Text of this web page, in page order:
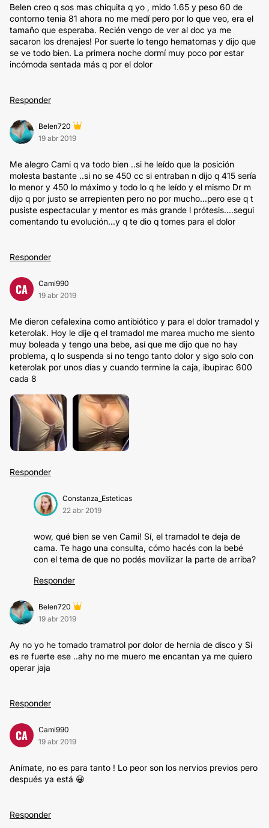
Belen creo q sos mas chiquita q yo , mido 1.65 y peso 60 de
contorno tenia 81 ahora no me medí pero por lo que veo, era el
tamaño que esperaba. Recién vengo de ver al doc ya me
sacaron los drenajes! Por suerte lo tengo hematomas y dijo que
se ve todo bien. La primera noche dormí muy poco por estar
incómoda sentada más q por el dolor
Responder
Belen720
19 abr 2019
Me alegro Cami q va todo bien ..si he leído que la posición
molesta bastante ..si no se 450 cc si entraban n dijo q 415 sería
lo menor y 450 lo máximo y todo lo q he leído y el mismo Dr m
dijo q por justo se arrepienten pero no por mucho...pero ese q t
pusiste espectacular y mentor es más grande l prótesis....segui
comentando tu evolución...y q te dio q tomes para el dolor
Responder
CA
Cami990
19 abr 2019
Me dieron cefalexina como antibiótico y para el dolor tramadol y
keterolak. Hoy le dije q el tramadol me marea mucho me siento
muy boleada y tengo una bebe, así que me dijo que no hay
problema, q lo suspenda si no tengo tanto dolor y sigo solo con
keterolak por unos días y cuando termine la caja, ibupirac 600
cada 8
Responder
Constanza_Esteticas
22 abr 2019
wow, qué bien se ven Cami! Sí, el tramadol te deja de
cama. Te hago una consulta, cómo hacés con la bebé
con el tema de que no podés movilizar la parte de arriba?
Responder
Belen720
19 abr 2019
Ay no yo he tomado tramatrol por dolor de hernia de disco y Si
es re fuerte ese ..ahy no me muero me encantan ya me quiero
operar jaja
Responder
CA
Cami990
19 abr 2019
Anímate, no es para tanto ! Lo peor son los nervios previos pero
después ya está 😀
Responder